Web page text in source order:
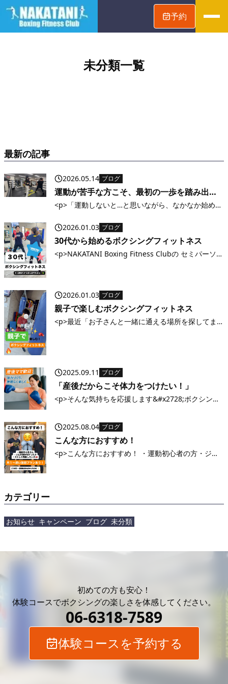
予約
未分類一覧
最新の記事
2026.05.14 ブログ
運動が苦手な方こそ、最初の一歩を踏み出し
てみませんか？
<p>「運動しないと…と思いながら、なかなか始めら
自信がない・ジムってハードルが高そう・続けられ
るか不安 実は、当ジムに来られる方のほとんどが“運
動初心者”です。 最初はみなさん [&hellip;]</p>
2026.01.03 ブログ
30代から始めるボクシングフィットネス
<p>NAKATANI Boxing Fitness Clubの セミパーソナ
2026.01.03 ブログ
親子で楽しむボクシングフィットネス
<p>最近「お子さんと一緒に通える場所を探してま
2025.09.11 ブログ
「産後だからこそ体力をつけたい！」
<p>そんな気持ちを応援します&#x2728;ボクシング
方も大歓迎！まずは気軽に体験レッスンへ
&#x1f60a; NAKAT [&hellip;]</p>
2025.08.04 ブログ
こんな方におすすめ！
<p>こんな方におすすめ！ ・運動初心者の方・ジム
カテゴリー
お知らせ キャンペーン ブログ 未分類
初めての方も安心！
体験コースでボクシングの楽しさを体感してください。
06-6318-7589
体験コースを予約する